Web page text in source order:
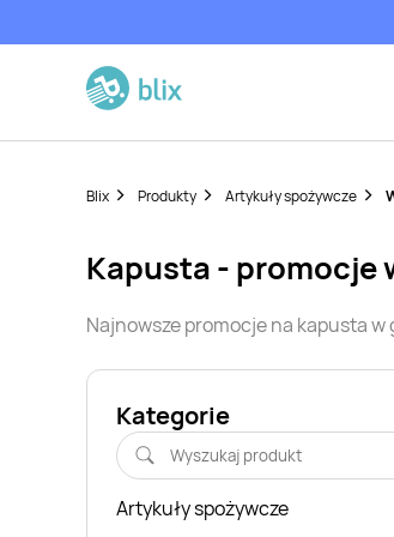
Blix Produkty Artykuły spożywcze
kapusta - promocje
Najnowsze promocje na kapustaw
Kategorie
Artykuły spożywcze